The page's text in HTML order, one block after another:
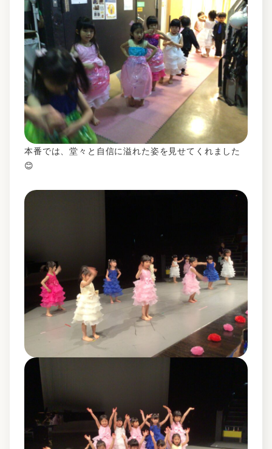
本番では、堂々と自信に溢れた姿を見せてくれました
😊